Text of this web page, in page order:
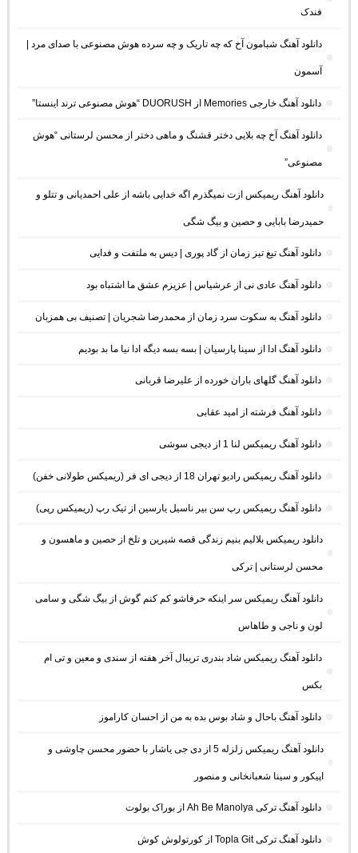
فندک
دانلود آهنگ شبامون آخ که چه تاریک و چه سرده هوش مصنوعی با صدای مرد |
آسمون
دانلود آهنگ خارجی Memories از DUORUSH “هوش مصنوعی ترند اینستا”
دانلود آهنگ آخ چه بلایی دختر قشنگ و ماهی دختر از محسن لرستانی “هوش
مصنوعی”
دانلود آهنگ ریمیکس ازت نمیگذرم اگه خدایی باشه از علی احمدیانی و تتلو و
حمیدرضا بابایی و حصین و بیگ شگی
دانلود آهنگ تیغ تیز زمان از گاد پوری | دیس به ملتفت و فدایی
دانلود آهنگ عادی نی از عرشیاس | عزیزم عشق ما اشتباه بود
دانلود آهنگ به سکوت سرد زمان از محمدرضا شجریان | تصنیف بی همزبان
دانلود آهنگ ادا از سینا پارسیان | بسه بسه دیگه ادا نیا ما بد بودیم
دانلود آهنگ گلهای باران خورده از علیرضا قربانی
دانلود آهنگ فرشته از امید عقابی
دانلود آهنگ ریمیکس لنا 1 از دیجی سوشی
دانلود آهنگ ریمیکس رادیو تهران 18 از دیجی ای فر (ریمیکس طولانی خفن)
دانلود آهنگ ریمیکس رپ سن بیر ناسیل یارسین از تیک رپ (ریمیکس رپی)
دانلود ریمیکس بلالیم بنیم زندگی قصه شیرین و تلخ از حصین و ماهسون و
محسن لرستانی | ترکی
دانلود آهنگ ریمیکس سر اینکه حرفاشو کم کنم گوش از بیگ شگی و سامی
لون و ناجی و طاهاس
دانلود آهنگ ریمیکس شاد بندری تریبال آخر هفته از سندی و معین و تی ام
بکس
دانلود آهنگ باحال و شاد بوس بده به من از احسان کاراموز
دانلود آهنگ ریمیکس زلزله 5 از دی جی یاشار با حضور محسن چاوشی و
اپیکور و سینا شعبانخانی و منصور
دانلود آهنگ ترکی Ah Be Manolya از بوراک بولوت
دانلود آهنگ ترکی Topla Git از کورتولوش کوش